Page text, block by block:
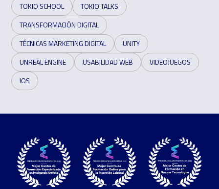
TOKIO SCHOOL
TOKIO TALKS
TRANSFORMACIÓN DIGITAL
TÉCNICAS MARKETING DIGITAL
UNITY
UNREAL ENGINE
USABILIDAD WEB
VIDEOJUEGOS
IOS